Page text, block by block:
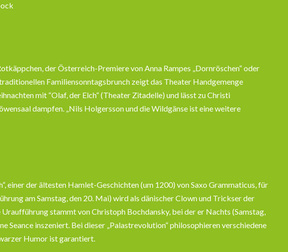
der Österreich-Premiere von Anna Rampes „Dornröschen“ oder
Familiensonntagsbrunch zeigt das Theater Handgemenge
mit “Olaf, der Elch“ (Theater Zitadelle) und lässt zu Christi
dampfen. „Nils Holgersson und die Wildgänse ist eine weitere
einer der ältesten Hamlet-Geschichten (um 1200) von Saxo Grammaticus, für
am Samstag, den 20. Mai) wird als dänischer Clown und Trickser der
stammt von Christoph Bochdansky, bei der er Nachts (Samstag,
Seance inszeniert. Bei dieser „Palastrevolution“ philosophieren verschiedene
Humor ist garantiert.